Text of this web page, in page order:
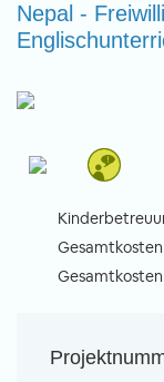
Nepal -
Gesamtkosten